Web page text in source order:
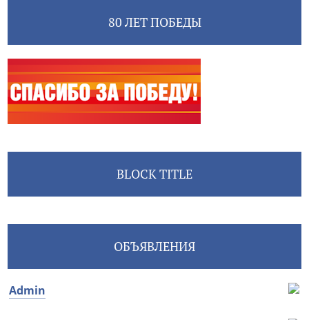
80 ЛЕТ ПОБЕДЫ
BLOCK TITLE
ОБЪЯВЛЕНИЯ